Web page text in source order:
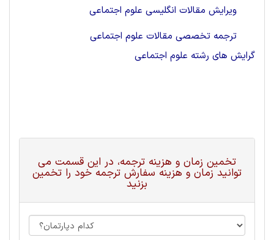
ویرایش مقالات انگلیسی علوم اجتماعی
ترجمه تخصصی مقالات علوم اجتماعی
گرایش های رشته علوم اجتماعی
تخمین زمان و هزینه ترجمه، در این قسمت می
توانید زمان و هزینه سفارش ترجمه خود را تخمین
بزنید